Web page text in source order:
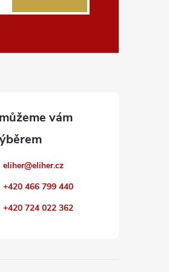
eliher@eliher.cz
+420 466 799 440
+420 724 022 362